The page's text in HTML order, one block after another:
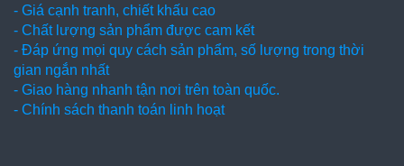
- Giá cạnh tranh, chiết khấu cao
- Chất lượng sản phẩm được cam kết
- Đáp ứng mọi quy cách sản phẩm, số lượng trong thời
gian ngắn nhất
- Giao hàng nhanh tận nơi trên toàn quốc.
- Chính sách thanh toán linh hoạt